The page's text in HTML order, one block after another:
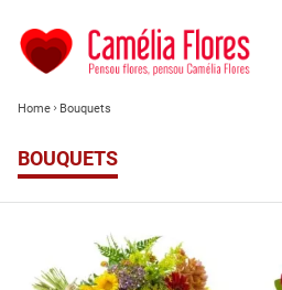
Home Bouquets
BOUQUETS